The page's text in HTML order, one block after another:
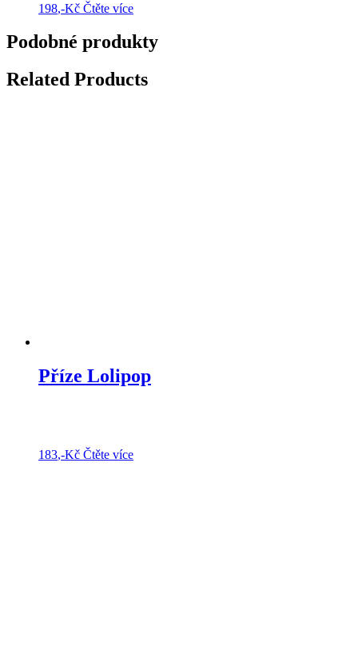
198,-Kč Čtěte více
Podobné produkty
Related Products
Příze Lolipop
183,-Kč Čtěte více